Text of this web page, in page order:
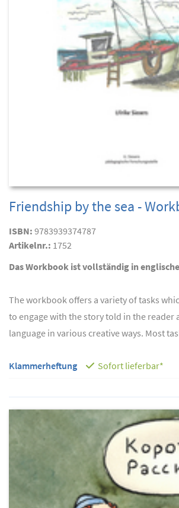
Friendship by the sea -
ISBN: 9783939374787
Artikelnr.: 1752
Das Workbook ist vollständig in
The workbook offers a variety of tasks
to engage with the story told in the reader
language in various creative ways. Most
Klammerheftung Sofort lieferbar*